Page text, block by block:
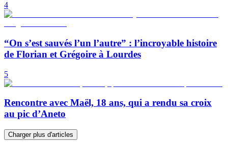
4
“On s’est sauvés l’un l’autre” : l’incroyable histoire
de Florian et Grégoire à Lourdes
5
Rencontre avec Maël, 18 ans, qui a rendu sa croix
au pic d’Aneto
Charger plus d'articles